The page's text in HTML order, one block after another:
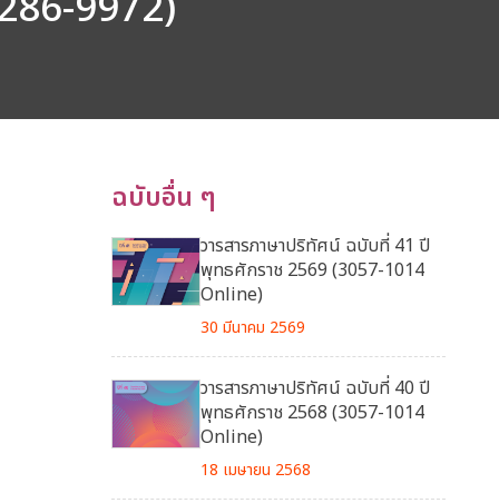
ฉบับอื่น ๆ
วารสารภาษาปริทัศน์ ฉบับที่ 41 ปี
พุทธศักราช 2569 (3057-1014
Online)
30 มีนาคม 2569
วารสารภาษาปริทัศน์ ฉบับที่ 40 ปี
พุทธศักราช 2568 (3057-1014
Online)
18 เมษายน 2568